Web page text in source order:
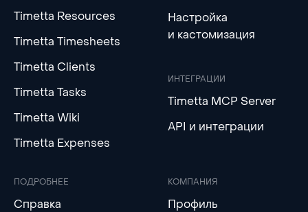
Timetta Resources
Timetta Timesheets
Timetta Clients
Timetta Tasks
Timetta Wiki
Timetta Expenses
Настройка
и кастомизация
ИНТЕГРАЦИИ
Timetta MCP Server
API и интеграции
ПОДРОБНЕЕ
Справка
КОМПАНИЯ
Профиль